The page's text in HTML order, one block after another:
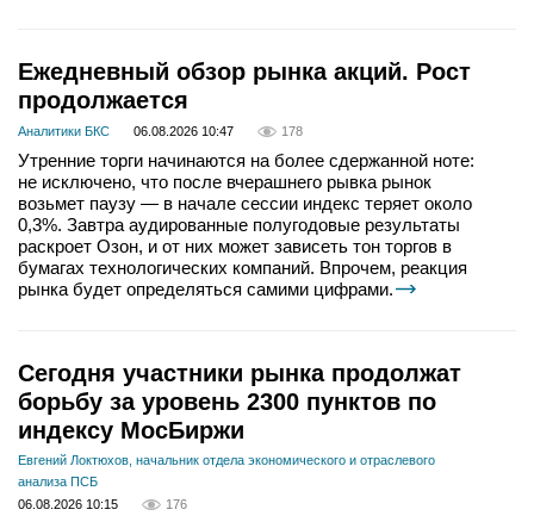
Ежедневный обзор рынка акций. Рост
продолжается
Аналитики БКС 06.08.2026 10:47 178
Утренние торги начинаются на более сдержанной ноте:
не исключено, что после вчерашнего рывка рынок
возьмет паузу — в начале сессии индекс теряет около
0,3%. Завтра аудированные полугодовые результаты
раскроет Озон, и от них может зависеть тон торгов в
бумагах технологических компаний. Впрочем, реакция
рынка будет определяться самими цифрами.
Сегодня участники рынка продолжат
борьбу за уровень 2300 пунктов по
индексу МосБиржи
Евгений Локтюхов, начальник отдела экономического и отраслевого
анализа ПСБ
06.08.2026 10:15
176